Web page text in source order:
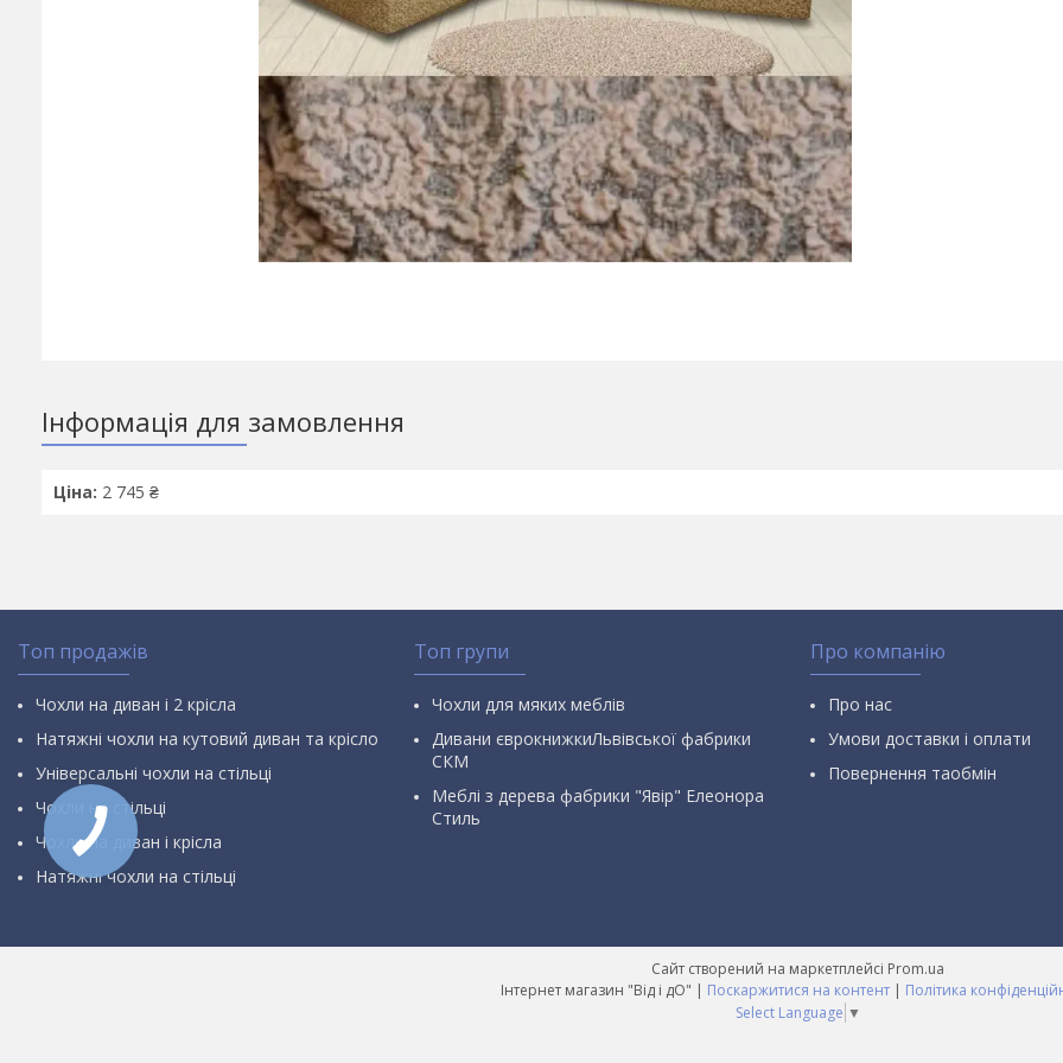
Інформація для замовлення
Ціна: 2 745 ₴
Топ продажів
Чохли на диван і 2 крісла
Натяжні чохли на кутовий диван та крісло
Універсальні чохли на стільці
Чохли на стільці
Чохли на диван і крісла
Натяжні чохли на стільці
Топ групи
Чохли для мяких меблів
Дивани єврокнижкиЛьвівської фабрики
СКМ
Меблі з дерева фабрики "Явір" Елеонора
Стиль
Про компанію
Про нас
Умови доставки і оплати
Повернення таобмін
Сайт створений на маркетплейсі Prom.ua
Інтернет магазин "Від і дО" | Поскаржитися на контент | Політика
Select Language ▼